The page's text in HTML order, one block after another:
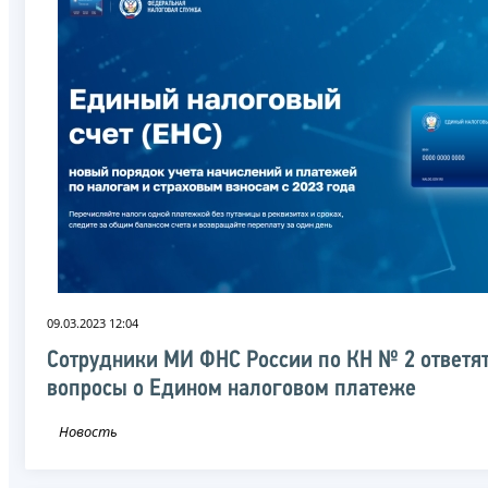
09.03.2023 12:04
Сотрудники МИ ФНС России по КН № 2
вопросы о Едином налоговом платеже
Новость